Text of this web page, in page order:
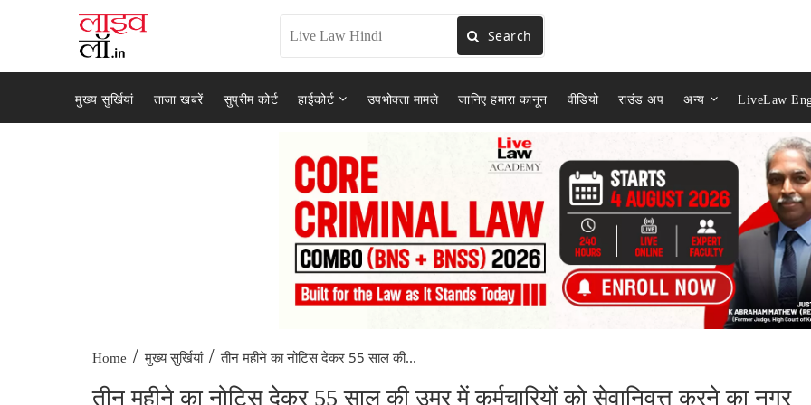
Search
मुख्य सुर्खियां ताजा खबरें सुप्रीम कोर्ट हाईकोर्ट उपभोक्ता मामले जानिए हमारा कानून वीडियो राउंड अप अन्य LiveLaw
Home / मुख्य सुर्खियां / तीन महीने का नोटिस देकर 55 साल की...
तीन महीने का नोटिस देकर 55 साल की उम्र में कर्मचारियों को सेवानिवृत्त करने का नगर